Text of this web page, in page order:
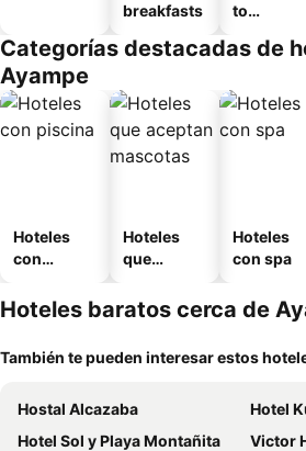
breakfasts
to
o
Categorías destacadas de
Ayampe
Hoteles
con
Hoteles
que
mascotas
Hoteles
con spa
Hoteles baratos cerca de
También te pueden interesar estos
Hostal Alcazaba
Hotel
Hotel Sol y Playa Montañita
Victor